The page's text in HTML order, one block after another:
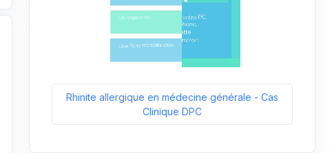
Rhinite allergique en médecine générale - Cas
Clinique DPC